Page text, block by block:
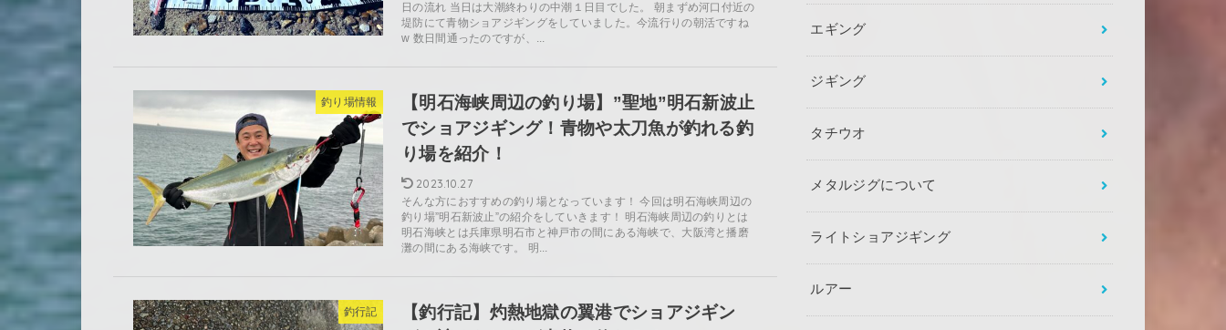
日の流れ 当日は大潮終わりの中潮１日目でした。 朝まずめ河口付近の
堤防にて青物ショアジギングをしていました。今流行りの朝活ですね
w 数日間通ったのですが、...
釣り場情報
【明石海峡周辺の釣り場】”聖地”明石新波止
でショアジギング！青物や太刀魚が釣れる釣
り場を紹介！
2023.10.27
そんな方におすすめの釣り場となっています！ 今回は明石海峡周辺の
釣り場”明石新波止”の紹介をしていきます！ 明石海峡周辺の釣りとは
明石海峡とは兵庫県明石市と神戸市の間にある海峡で、大阪湾と播磨
灘の間にある海峡です。 明...
釣行記
【釣行記】灼熱地獄の翼港でショアジギン
エギング
ジギング
タチウオ
メタルジグについて
ライトショアジギング
ルアー